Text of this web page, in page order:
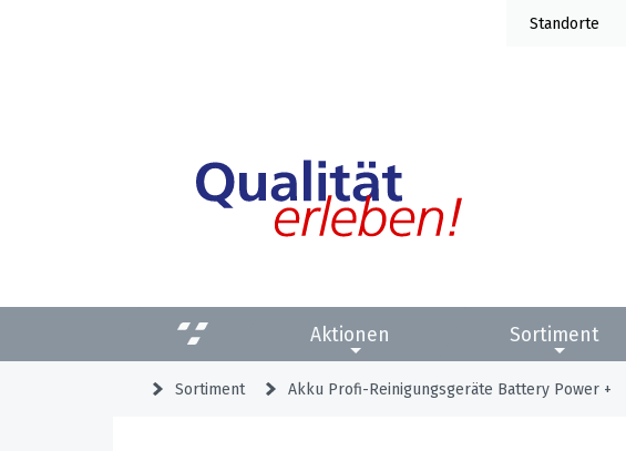
Standorte
Aktionen Sortiment
Sortiment Akku Profi-Reinigungsgeräte Battery Power +